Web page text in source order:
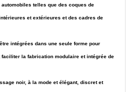
telles que des coques de
et extérieures et des cadres de
intégrées dans une seule forme pour
la fabrication modulaire et intégrée de
noir, à la mode et élégant, discret et